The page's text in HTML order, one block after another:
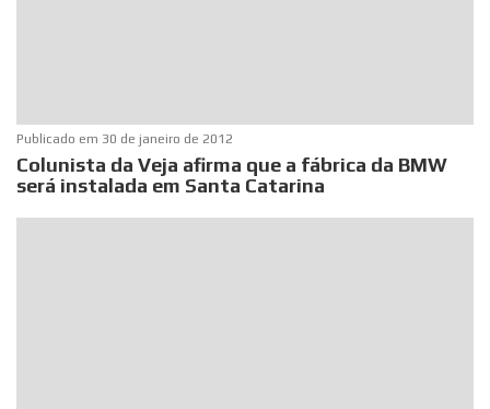
Publicado em 30 de janeiro de 2012
Colunista da Veja afirma que a fábrica da BMW
será instalada em Santa Catarina